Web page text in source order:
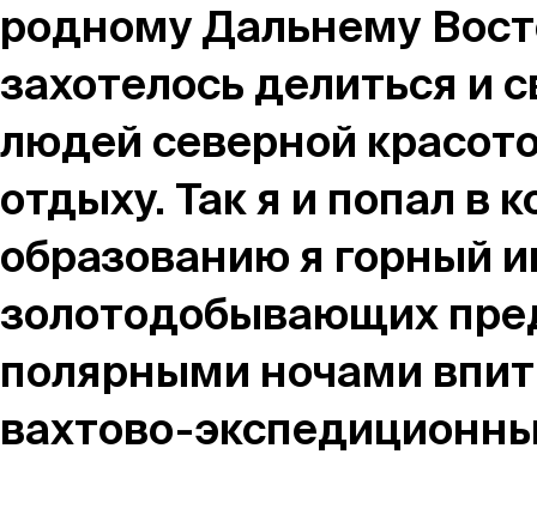
Москва,
Большая Новодмитровская,
вход 10, 3 этаж, КП «Дизайн
родному Дальнему
захотелось делиться и
людей северной
отдыху. Так я и попал в
образованию я горный
золотодобывающих
полярными ночами
вахтово-